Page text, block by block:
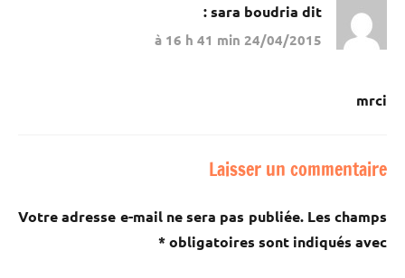
sara boudria dit :
24/04/2015 à 16 h 41 min
mrci
Laisser un commentaire
Votre adresse e-mail ne sera pas publiée. Les champs
obligatoires sont indiqués avec
*